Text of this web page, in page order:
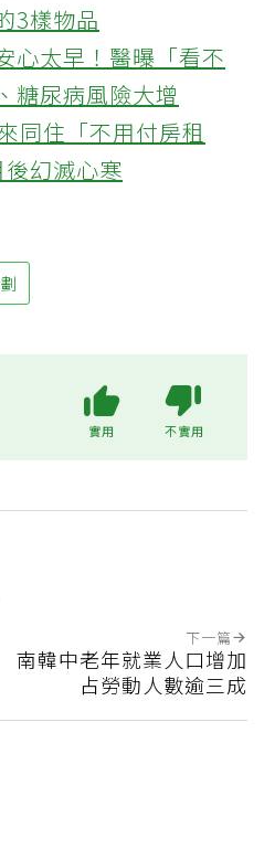
3樣物品
心太早！醫曝「看不
糖尿病風險大增
同住「不用付房租
幻滅心寒
實用 不實用
下一篇
南韓中老年就業人口增加
占勞動人數逾三成